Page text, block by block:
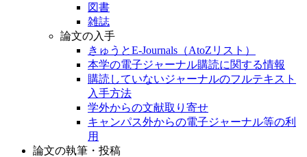
図書
雑誌
論文の入手
きゅうとE-Journals（AtoZリスト）
本学の電子ジャーナル購読に関する情報
購読していないジャーナルのフルテキスト
入手方法
学外からの文献取り寄せ
キャンパス外からの電子ジャーナル等の利
用
論文の執筆・投稿